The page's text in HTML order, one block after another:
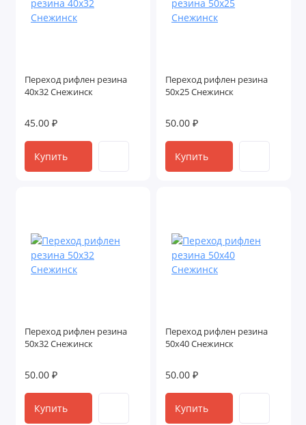
Переход рифлен резина
40х32 Снежинск
45.00 ₽
Купить
Переход рифлен резина
50х25 Снежинск
50.00 ₽
Купить
Переход рифлен резина
50х32 Снежинск
50.00 ₽
Купить
Переход рифлен резина
50х40 Снежинск
50.00 ₽
Купить